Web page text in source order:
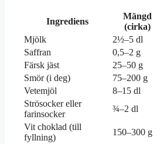
Ingrediens
Mängd
(cirka)
Mjölk
2½–5 dl
Saffran
0,5–2 g
Färsk jäst
25–50 g
Smör (i deg)
75–200 g
Vetemjöl
8–15 dl
Strösocker eller
farinsocker
¾–2 dl
Vit choklad (till
fyllning)
150–300 g